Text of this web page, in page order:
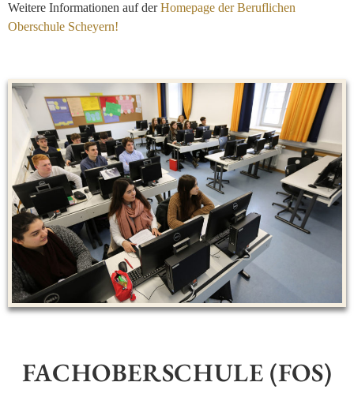
Weitere Informationen auf derHomepage der Beruflichen
Oberschule Scheyern!
FACHOBERSCHULE (FOS)